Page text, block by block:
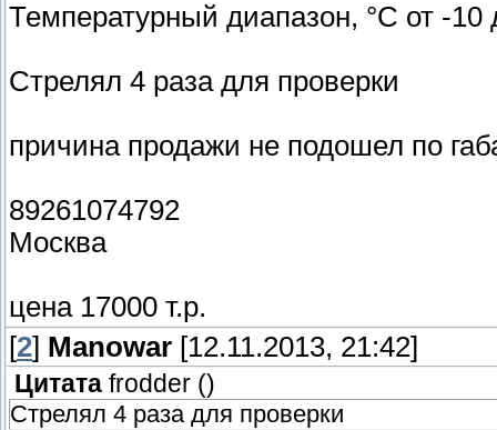
Температурный диапазон, °С от -10
Стрелял 4 раза для проверки
причина продажи не подошел по
89261074792
Москва
цена 17000 т.р.
[2] Manowar [12.11.2013, 21:42]
Цитата frodder ()
Стрелял 4 раза для проверки